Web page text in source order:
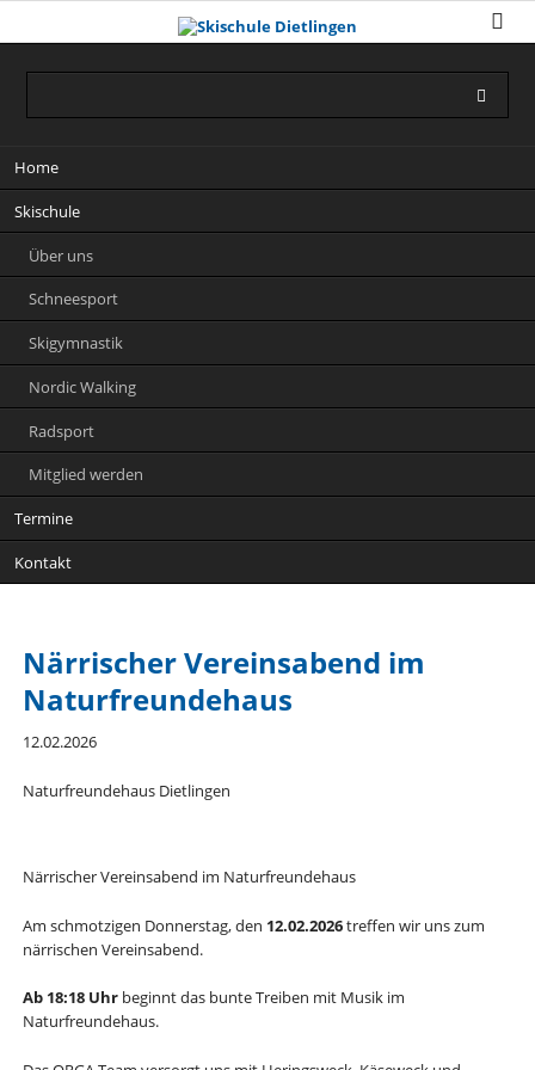
überspringen
Home
Skischule
Über uns
Schneesport
Skigymnastik
Nordic Walking
Radsport
Mitglied werden
Termine
Kontakt
Närrischer Vereinsabend im
Naturfreundehaus
12.02.2026
Naturfreundehaus Dietlingen
Närrischer Vereinsabend im Naturfreundehaus
Am schmotzigen Donnerstag, den 12.02.2026treffen wir uns zum
närrischen Vereinsabend.
Ab 18:18 Uhrbeginnt das bunte Treiben mit Musik im
Naturfreundehaus.